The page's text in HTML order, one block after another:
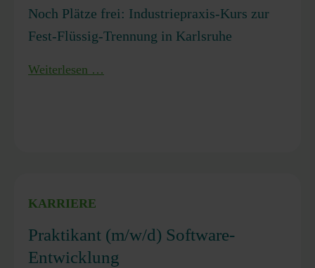
Dr.
Dr.
stellt
Noch Plätze frei: Industriepraxis-Kurs zur
Fest-Flüssig-Trennung in Karlsruhe
Weiterlesen …
in
Karlsruhe
KARRIERE
Praktikant (m/w/d) Software-
Entwicklung